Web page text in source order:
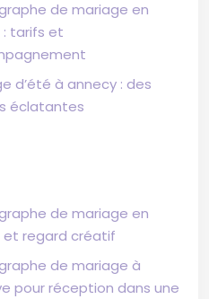
de mariage en
: tarifs et
d’été à annecy : des
éclatantes
de mariage en
et regard créatif
de mariage à
pour réception dans une